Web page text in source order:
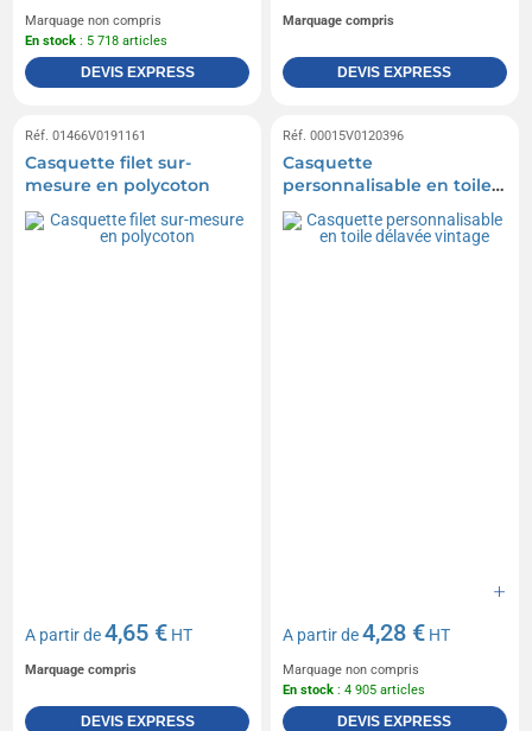
Marquage non compris
En stock : 5 718 articles
DEVIS EXPRESS
Marquage compris
DEVIS EXPRESS
Réf. 01466V0191161
Casquette filet sur-
mesure en polycoton
A partir de4,65 € HT
Marquage compris
DEVIS EXPRESS
Réf. 00015V0120396
Casquette
personnalisable en toile
délavée vintage
A partir de4,28 € HT
Marquage non compris
En stock : 4 905 articles
DEVIS EXPRESS